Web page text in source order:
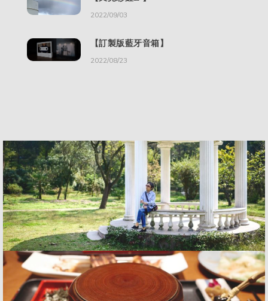
2022/09/03
【訂製版藍牙音箱】
2022/08/23